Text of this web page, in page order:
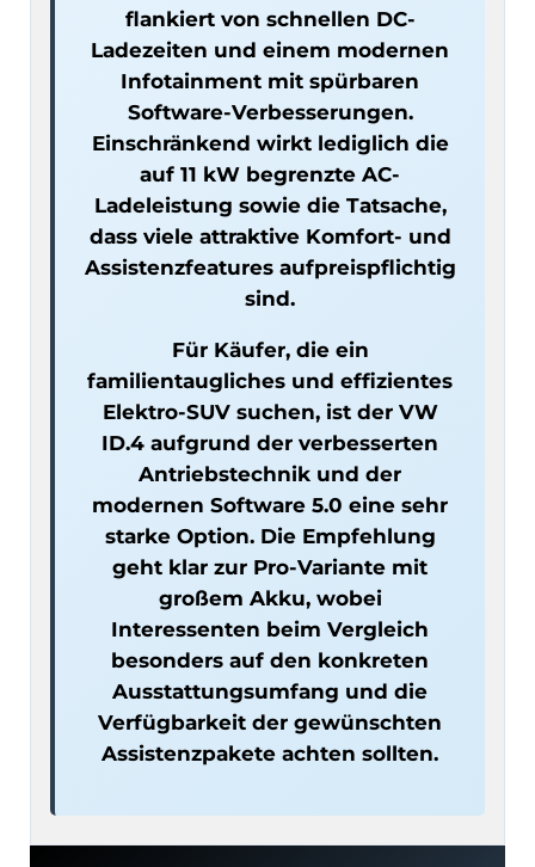
flankiert von schnellen DC-
Ladezeiten und einem modernen
Infotainment mit spürbaren
Software-Verbesserungen.
Einschränkend wirkt lediglich die
auf 11 kW begrenzte AC-
Ladeleistung sowie die Tatsache,
dass viele attraktive Komfort- und
Assistenzfeatures aufpreispflichtig
sind.
Für Käufer, die ein
familientaugliches und effizientes
Elektro-SUV suchen, ist der VW
ID.4 aufgrund der verbesserten
Antriebstechnik und der
modernen Software 5.0 eine sehr
starke Option. Die Empfehlung
geht klar zur Pro-Variante mit
großem Akku, wobei
Interessenten beim Vergleich
besonders auf den konkreten
Ausstattungsumfang und die
Verfügbarkeit der gewünschten
Assistenzpakete achten sollten.